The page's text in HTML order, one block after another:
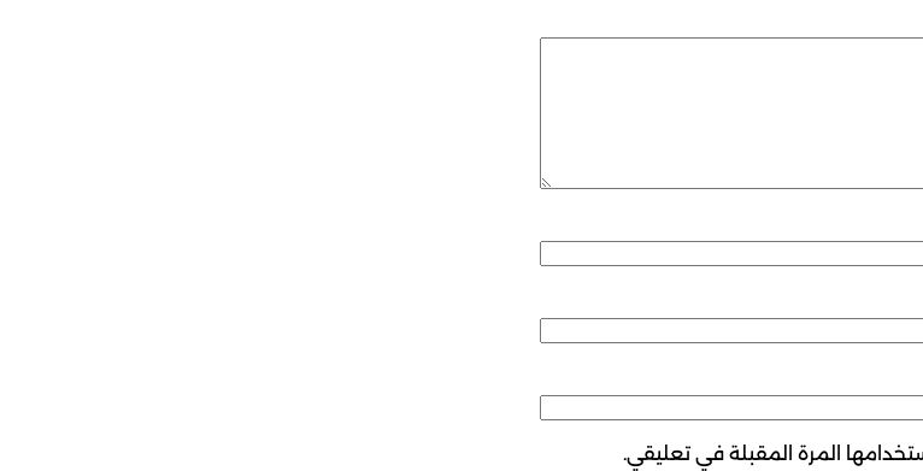
المرة المقبلة في تعليقي.